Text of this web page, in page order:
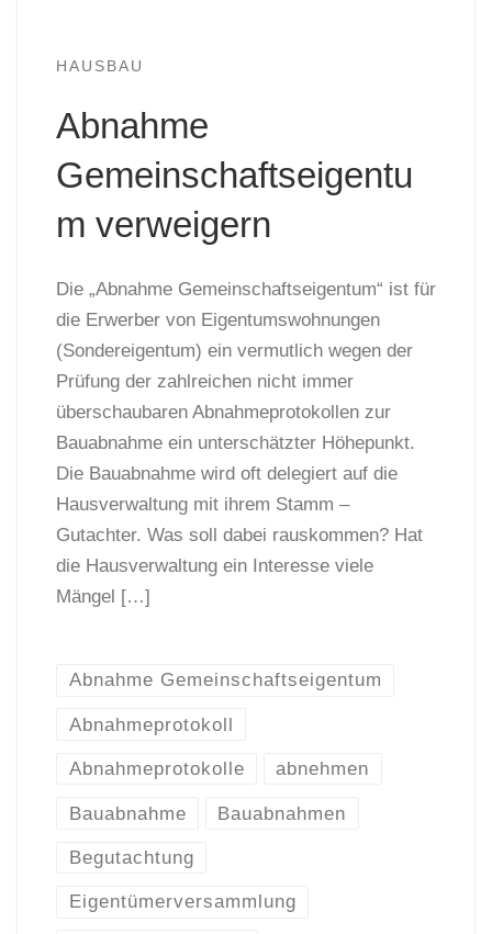
HAUSBAU
Abnahme
Gemeinschaftseigentu
m verweigern
Die „Abnahme Gemeinschaftseigentum“ ist für
die Erwerber von Eigentumswohnungen
(Sondereigentum) ein vermutlich wegen der
Prüfung der zahlreichen nicht immer
überschaubaren Abnahmeprotokollen zur
Bauabnahme ein unterschätzter Höhepunkt.
Die Bauabnahme wird oft delegiert auf die
Hausverwaltung mit ihrem Stamm –
Gutachter. Was soll dabei rauskommen? Hat
die Hausverwaltung ein Interesse viele
Mängel […]
Abnahme Gemeinschaftseigentum
Abnahmeprotokoll
Abnahmeprotokolle abnehmen
Bauabnahme Bauabnahmen
Begutachtung
Eigentümerversammlung